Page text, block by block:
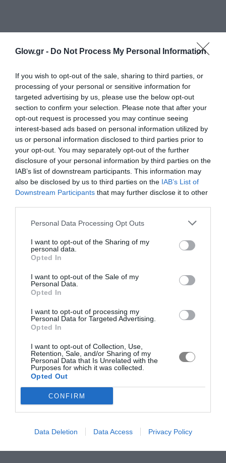
Glow.gr - Do Not Process My Personal Information
If you wish to opt-out of the sale, sharing to third parties, or
processing of your personal or sensitive information for
targeted advertising by us, please use the below opt-out
section to confirm your selection. Please note that after your
opt-out request is processed you may continue seeing
interest-based ads based on personal information utilized by
us or personal information disclosed to third parties prior to
your opt-out. You may separately opt-out of the further
disclosure of your personal information by third parties on the
IAB’s list of downstream participants. This information may
also be disclosed by us to third parties on the IAB’s List of
Downstream Participants that may further disclose it to other
Personal Data Processing Opt Outs
I want to opt-out of the Sharing of my
personal data.
Opted In
I want to opt-out of the Sale of my
Personal Data.
Opted In
I want to opt-out of processing my
Personal Data for Targeted Advertising.
Opted In
I want to opt-out of Collection, Use,
Retention, Sale, and/or Sharing of my
Personal Data that Is Unrelated with the
Purposes for which it was collected.
Opted Out
CONFIRM
Data Deletion Data Access Privacy Policy